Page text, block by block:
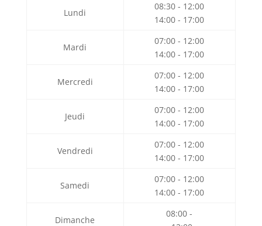
Lundi
08:30 - 12:00
14:00 - 17:00
Mardi
07:00 - 12:00
14:00 - 17:00
Mercredi
07:00 - 12:00
14:00 - 17:00
Jeudi
07:00 - 12:00
14:00 - 17:00
Vendredi
07:00 - 12:00
14:00 - 17:00
Samedi
07:00 - 12:00
14:00 - 17:00
Dimanche
08:00 -